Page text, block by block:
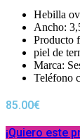
Hebilla
Ancho:
Producto
piel de
Marca:
Teléfono
85.00€
¡Quiero este